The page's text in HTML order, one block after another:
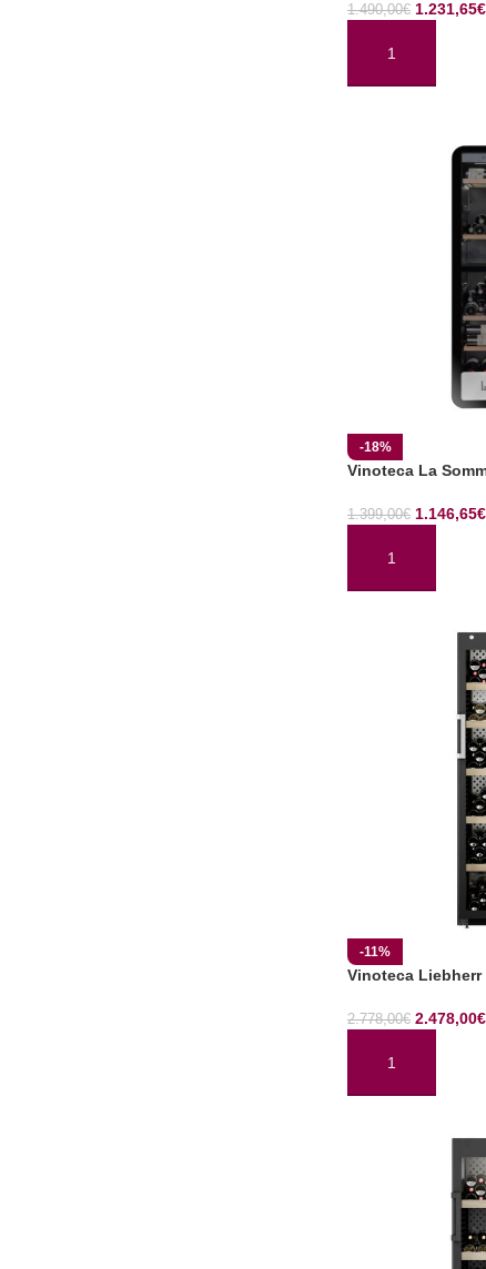
1.490,00€ 1.231,65€
AÑADIR AL
-18%
Vinoteca La
1.399,00€ 1.146,65€
AÑADIR AL
-11%
Vinoteca Liebherr
2.778,00€ 2.478,00€
AÑADIR AL